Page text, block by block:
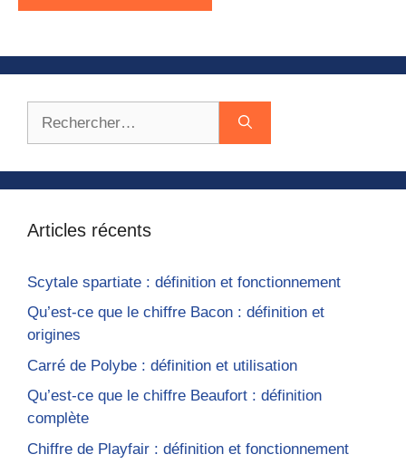
Articles récents
Scytale spartiate : définition et fonctionnement
Qu’est-ce que le chiffre Bacon : définition et
origines
Carré de Polybe : définition et utilisation
Qu’est-ce que le chiffre Beaufort : définition
complète
Chiffre de Playfair : définition et fonctionnement